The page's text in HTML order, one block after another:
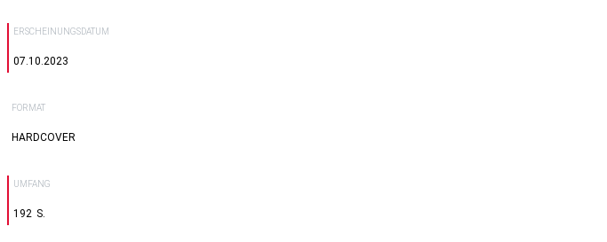
ERSCHEINUNGSDATUM
07.10.2023
FORMAT
HARDCOVER
UMFANG
192